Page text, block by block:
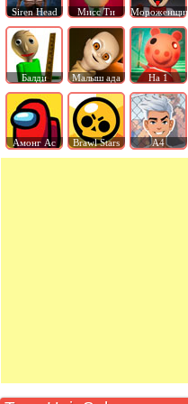
Siren Head Мисс Ти Мороженщик
Балди Малыш ада На 1
Амонг Ас Brawl Stars А4